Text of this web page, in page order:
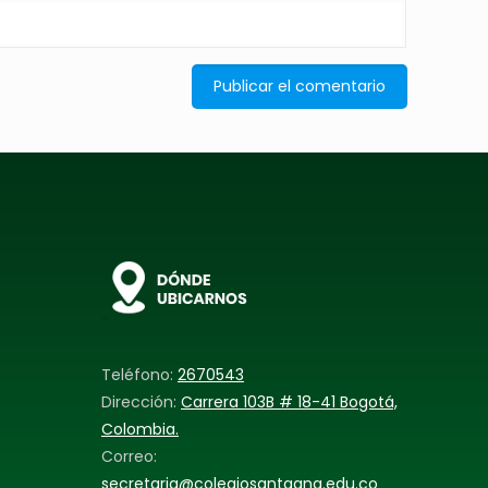
Teléfono: 2670543
Dirección: Carrera 103B # 18-41 Bogotá,
Colombia.
Correo: